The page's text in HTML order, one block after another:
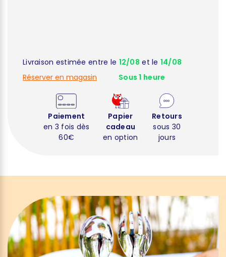
Livraison estimée entre le 12/08 et le 14/08
Réserver en magasin
Sous 1 heure
Paiement
en 3 fois dès
60€
Papier
cadeau
en option
Retours
sous 30
jours